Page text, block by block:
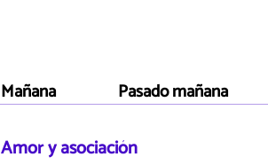
Mañana Pasado mañana
Amor y asociación